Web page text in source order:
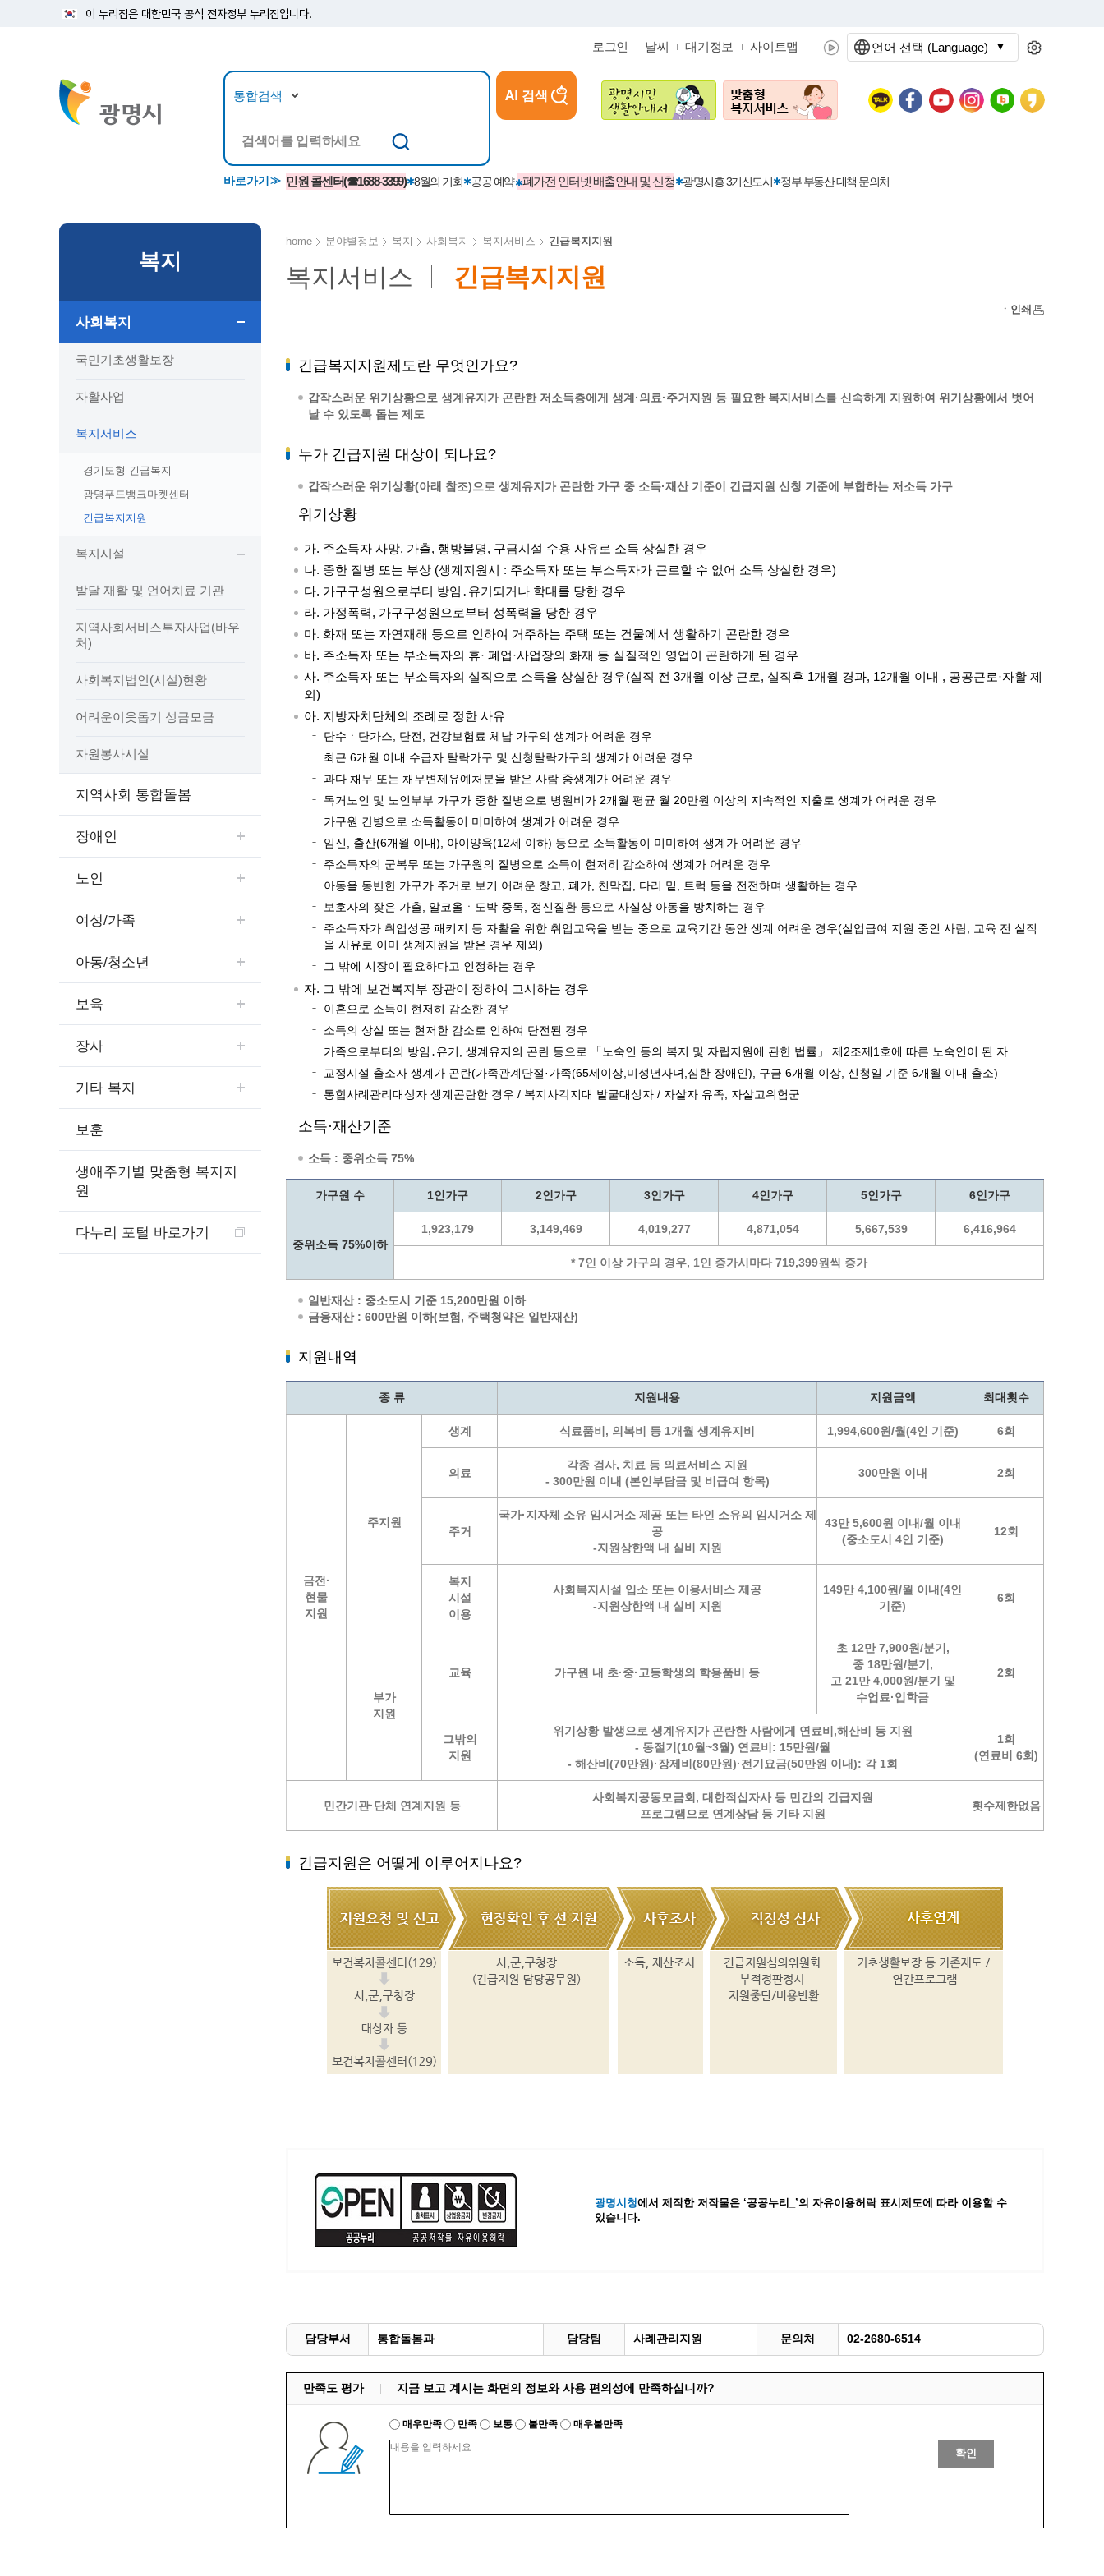
이 누리집은 대한민국 공식 전자정부 누리집입니다.
로그인 날씨 대기정보 사이트맵
AI 검색
바로가기 민원 콜센터(☎1688-3399) 8월의 기회 공공 예약 폐가전 인터넷 배출안내 및 신청 광명시흥 3기신도시 정부 부동산 대책 문의처
뉴스/정보공개
고시/공고/입법예고
행사ㆍ축제
시 주간행사
보도자료(2021.4월이전)
소식지/카카오톡플러스친구
반상회보
시정자료실
법무행정
열린감사
정보공개현황
사회조사
사전정보공표
정보공개 비공개 세부기준
조직정보공개
업무추진비(부서장)
업무추진비(시장·부시장·실국장)
인센티브 적립·사용
행정재산 관리위탁 현황 공개
공공시설물 설치 비용 공개
겸직허가 현황
주민자치센터
고향사랑기부제
세움터(건축 행정 시스템)
시청안내
광명의 상징물
광명시 현황
광명의 역사
국내외 교류
시민이용시설
민원/참여
종합민원실 안내도
종합민원상담센터
우리 노무사 상담센터
어디서나 민원
민원 제증명 수수료 면제사항
행정처리기준편람
행정정보공동이용
대법원인터넷등기소
고객서비스 표준 매뉴얼
행정서비스헌장
출생·사망·혼인신고 등 10종에 대한 신고
절차
민원조정제도
사전심사청구제
사회취약계층 전용상담창구
폐업신고 간소화서비스
구술 및 전화민원
설치현황
발급 받을 수 있는 증명
정부24
365민원실 운영현황
센터소개
시민의 소리
가족관계등록
여권민원
부동산민원
정보통신공사 감리원 배치신고
정보통신설비 유지보수·관리 제도
시민과의 대화
광명시 시민원탁회의
민원신고센터
시민참여방
광명시민대상
시민건의
상자텃밭신청
지역경제활성화/교육/일자리
교육정보
평생학습원
(재)경기도민회장학회 장학금
교복지원금 신청
광명일자리센터
취업지원 프로그램 운영 현황
지역맞춤형 일자리 창출 지원사업
공공일자리
지역공동체 일자리 사업
노동조합
문화관광
단원소개
예술/공연단체
광명시립예술단 티켓박스
착한가격지정업소
영화상영관 현황
출판사 및 인쇄소 현황
박물관/미술관 현황
문화유통업 현황
관광 호텔업
국가유산관
역사관
복지
사회복지
국민기초생활보장
자활사업
복지서비스
경기도형 긴급복지
광명푸드뱅크마켓센터
긴급복지지원
복지시설
발달 재활 및 언어치료 기관
지역사회서비스투자사업(바우
처)
사회복지법인(시설)현황
어려운이웃돕기 성금모금
자원봉사시설
지역사회 통합돌봄
장애인
노인
여성/가족
아동/청소년
보육
장사
기타 복지
보훈
생애주기별 맞춤형 복지지
원
다누리 포털 바로가기
home 분야별정보 복지 사회복지 복지서비스 긴급복지지원
복지서비스 긴급복지지원
ㆍ인쇄
긴급복지지원제도란 무엇인가요?
갑작스러운 위기상황으로 생계유지가 곤란한 저소득층에게 생계·의료·주거지원 등 필요한 복지서비스를 신속하게 지원하여 위기상황에서 벗어
날 수 있도록 돕는 제도
누가 긴급지원 대상이 되나요?
갑작스러운 위기상황(아래 참조)으로 생계유지가 곤란한 가구 중 소득·재산 기준이 긴급지원 신청 기준에 부합하는 저소득 가구
위기상황
가. 주소득자 사망, 가출, 행방불명, 구금시설 수용 사유로 소득 상실한 경우
나. 중한 질병 또는 부상 (생계지원시 : 주소득자 또는 부소득자가 근로할 수 없어 소득 상실한 경우)
다. 가구구성원으로부터 방임․유기되거나 학대를 당한 경우
라. 가정폭력, 가구구성원으로부터 성폭력을 당한 경우
마. 화재 또는 자연재해 등으로 인하여 거주하는 주택 또는 건물에서 생활하기 곤란한 경우
바. 주소득자 또는 부소득자의 휴· 폐업·사업장의 화재 등 실질적인 영업이 곤란하게 된 경우
사. 주소득자 또는 부소득자의 실직으로 소득을 상실한 경우(실직 전 3개월 이상 근로, 실직후 1개월 경과, 12개월 이내 , 공공근로·자활 제
외)
아. 지방자치단체의 조례로 정한 사유
단수ㆍ단가스, 단전, 건강보험료 체납 가구의 생계가 어려운 경우
최근 6개월 이내 수급자 탈락가구 및 신청탈락가구의 생계가 어려운 경우
과다 채무 또는 채무변제유예처분을 받은 사람 중생계가 어려운 경우
독거노인 및 노인부부 가구가 중한 질병으로 병원비가 2개월 평균 월 20만원 이상의 지속적인 지출로 생계가 어려운 경우
가구원 간병으로 소득활동이 미미하여 생계가 어려운 경우
임신, 출산(6개월 이내), 아이양육(12세 이하) 등으로 소득활동이 미미하여 생계가 어려운 경우
주소득자의 군복무 또는 가구원의 질병으로 소득이 현저히 감소하여 생계가 어려운 경우
아동을 동반한 가구가 주거로 보기 어려운 창고, 폐가, 천막집, 다리 밑, 트럭 등을 전전하며 생활하는 경우
보호자의 잦은 가출, 알코올ㆍ도박 중독, 정신질환 등으로 사실상 아동을 방치하는 경우
주소득자가 취업성공 패키지 등 자활을 위한 취업교육을 받는 중으로 교육기간 동안 생계 어려운 경우(실업급여 지원 중인 사람, 교육 전 실직
을 사유로 이미 생계지원을 받은 경우 제외)
그 밖에 시장이 필요하다고 인정하는 경우
자. 그 밖에 보건복지부 장관이 정하여 고시하는 경우
이혼으로 소득이 현저히 감소한 경우
소득의 상실 또는 현저한 감소로 인하여 단전된 경우
가족으로부터의 방임․유기, 생계유지의 곤란 등으로 「노숙인 등의 복지 및 자립지원에 관한 법률」 제2조제1호에 따른 노숙인이 된 자
교정시설 출소자 생계가 곤란(가족관계단절·가족(65세이상,미성년자녀,심한 장애인), 구금 6개월 이상, 신청일 기준 6개월 이내 출소)
통합사례관리대상자 생계곤란한 경우 / 복지사각지대 발굴대상자 / 자살자 유족, 자살고위험군
소득·재산기준
소득 : 중위소득 75%
가구원 수 1인가구 2인가구 3인가구 4인가구 5인가구 6인가구
중위소득 75%이하
1,923,179 3,149,469 4,019,277 4,871,054 5,667,539 6,416,964
* 7인 이상 가구의 경우, 1인 증가시마다 719,399원씩 증가
일반재산 : 중소도시 기준 15,200만원 이하
금융재산 : 600만원 이하(보험, 주택청약은 일반재산)
지원내역
종 류 지원내용 지원금액 최대횟수
금전·
현물
지원
주지원
생계 식료품비, 의복비 등 1개월 생계유지비 1,994,600원/월(4인 기준) 6회
의료
각종 검사, 치료 등 의료서비스 지원
- 300만원 이내 (본인부담금 및 비급여 항목)
300만원 이내 2회
주거
국가·지자체 소유 임시거소 제공 또는 타인 소유의 임시거소 제
공
-지원상한액 내 실비 지원
43만 5,600원 이내/월 이내
(중소도시 4인 기준)
12회
복지
시설
이용
사회복지시설 입소 또는 이용서비스 제공
-지원상한액 내 실비 지원
149만 4,100원/월 이내(4인
기준)
6회
부가
지원
교육 가구원 내 초·중·고등학생의 학용품비 등
초 12만 7,900원/분기,
중 18만원/분기,
고 21만 4,000원/분기 및
수업료·입학금
2회
그밖의
지원
위기상황 발생으로 생계유지가 곤란한 사람에게 연료비,해산비 등 지원
- 동절기(10월~3월) 연료비: 15만원/월
- 해산비(70만원)·장제비(80만원)·전기요금(50만원 이내): 각 1회
1회
(연료비 6회)
민간기관·단체 연계지원 등
사회복지공동모금회, 대한적십자사 등 민간의 긴급지원
프로그램으로 연계상담 등 기타 지원
횟수제한없음
긴급지원은 어떻게 이루어지나요?
광명시청에서 제작한 저작물은 ‘공공누리_’의 자유이용허락 표시제도에 따라 이용할 수
있습니다.
담당부서 통합돌봄과 담당팀 사례관리지원 문의처 02-2680-6514
만족도 평가 지금 보고 계시는 화면의 정보와 사용 편의성에 만족하십니까?
매우만족 만족 보통 불만족 매우불만족
확인
언어 선택 (Language)